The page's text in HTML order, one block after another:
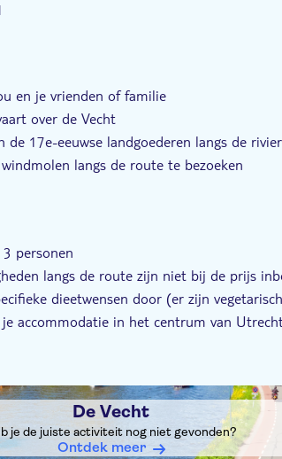
en je vrienden of familie
over de Vecht
17e-eeuwse landgoederen langs de rivier
langs de route te bezoeken
een terras langs de rivier
personen
langs de route zijn niet bij de prijs
dieetwensen door (er zijn
accommodatie in het centrum van
De Vecht
je de juiste activiteit nog niet gevonden?
Ontdek meer